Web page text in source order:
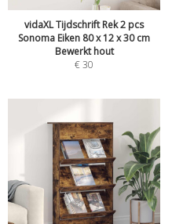
vidaXL Tijdschrift Rek 2 pcs
Sonoma Eiken 80 x 12 x 30 cm
Bewerkt hout
€30